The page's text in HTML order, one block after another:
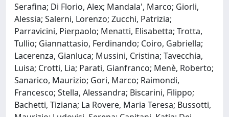
Serafina; Di Florio, Alex; Mandala', Marco; Giorli,
Alessia; Salerni, Lorenzo; Zucchi, Patrizia;
Parravicini, Pierpaolo; Menatti, Elisabetta; Trotta,
Tullio; Giannattasio, Ferdinando; Coiro, Gabriella;
Lacerenza, Gianluca; Mussini, Cristina; Tavecchia,
Luisa; Crotti, Lia; Parati, Gianfranco; Menè, Roberto;
Sanarico, Maurizio; Gori, Marco; Raimondi,
Francesco; Stella, Alessandra; Biscarini, Filippo;
Bachetti, Tiziana; La Rovere, Maria Teresa; Bussotti,